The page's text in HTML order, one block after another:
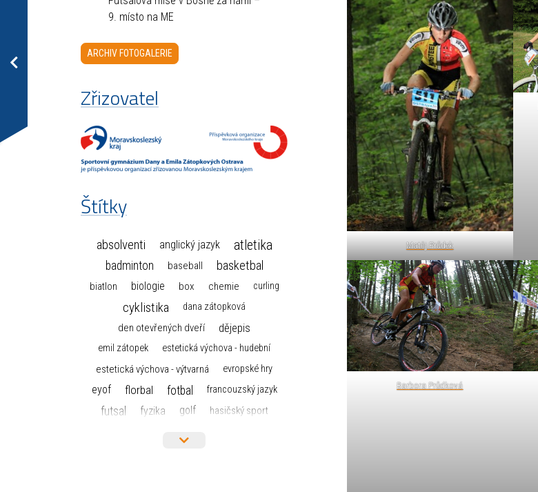
Matěj Průdek
Barbora Průdková
9. místo na ME
ARCHIV FOTOGALERIE
Zřizovatel
Štítky
absolventi anglický jazyk atletika
badminton baseball basketbal
biatlon biologie box chemie curling
cyklistika dana zátopková
den otevřených dveří dějepis
emil zátopek estetická výchova - hudební
estetická výchova - výtvarná evropské hry
eyof florbal fotbal francouzský jazyk
futsal fyzika golf hasičský sport